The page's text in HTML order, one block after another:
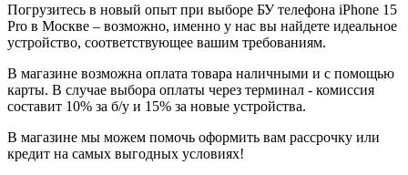
Погрузитесь в новый опыт при выборе БУ телефона iPhone 15
Pro в Москве – возможно, именно у нас вы найдете идеальное
устройство, соответствующее вашим требованиям.
В магазине возможна оплата товара наличными и с помощью
карты. В случае выбора оплаты через терминал - комиссия
составит 10% за б/у и 15% за новые устройства.
В магазине мы можем помочь оформить вам рассрочку или
кредит на самых выгодных условиях!